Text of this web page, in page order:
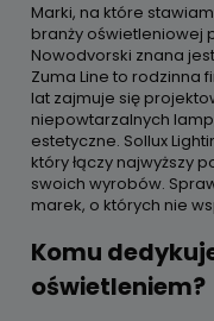
Marki, na które
branży oświetleniowej
Nowodvorski znana
Zuma Line to rodzinna
lat zajmuje się
niepowtarzalnych
estetyczne. Sollux
który łączy najwyższy
swoich wyrobów.
marek, o których nie
Komu
oświetleniem?